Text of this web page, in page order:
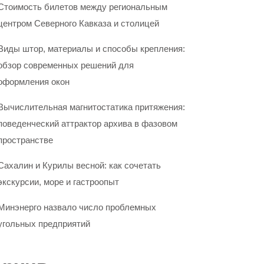
билетов между региональным
Северного Кавказа и столицей
штор, материалы и способы крепления:
современных решений для
окон
магнитостатика притяжения:
аттрактор архива в фазовом
и Курилы весной: как сочетать
море и гастроопыт
назвало число проблемных
предприятий